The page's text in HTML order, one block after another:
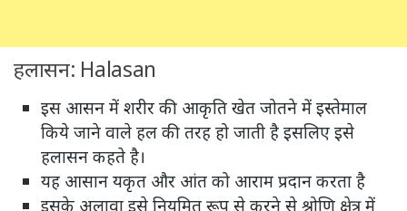
हलासन: Halasan
इस आसन में शरीर की आकृति खेत जोतने में इस्तेमाल
किये जाने वाले हल की तरह हो जाती है इसलिए इसे
हलासन कहते है।
यह आसान यकृत और आंत को आराम प्रदान करता है
इसके अलावा इसे नियमित रूप से करने से श्रोणि क्षेत्र में